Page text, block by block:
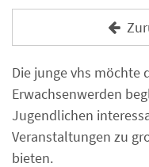
Die junge vhs möchte
Erwachsenwerden
Jugendlichen
Veranstaltungen zu
bieten.